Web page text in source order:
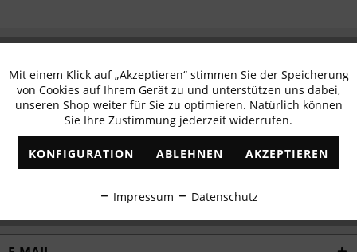
erhalten
✓ Exklusive Angebote ✓ Die aktuellsten Trends
Funktionale Aktiv
Marketing Inaktiv
Tracking Inaktiv
Personalisierung Inaktiv
Mit einem Klick auf „Akzeptieren“ stimmen Sie der Speicherung
von Cookies auf Ihrem Gerät zu und unterstützen uns dabei,
unseren Shop weiter für Sie zu optimieren. Natürlich können
Sie Ihre Zustimmung jederzeit widerrufen.
KONFIGURATION ABLEHNEN AKZEPTIEREN
Impressum Datenschutz